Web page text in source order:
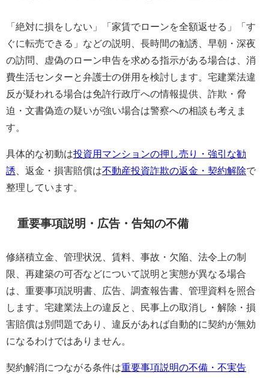
「絶対に損をしない」「家賃でローンを全額返せる」「す
ぐに転売できる」などの説明、長時間の勧誘、早朝・深夜
の訪問、虚偽のローン申告を求める指示がある場合は、消
費生活センターと弁護士の併用を検討します。宅建業法違
反が疑われる場合は免許行政庁への情報提供、詐欺・脅
迫・文書偽造の疑いが強い場合は警察への相談も考えま
す。
具体的な初動は投資用マンションの押し売り・強引な勧
誘 、返金・損害賠償は不動産投資詐欺の返金・契約解除で
整理しています。
重要事項説明・広告・告知の不備
修繕積立金、管理状況、賃料、事故・欠陥、法令上の制
限、再建築の可否などについて説明と実態が異なる場合
は、重要事項説明書、広告、調査報告書、管理資料を照合
します。宅建業法上の違反と、民事上の取消し・解除・損
害賠償は別問題であり、違反があれば自動的に契約が無効
になるわけではありません。
契約解消につながる条件は重要事項説明の不備・不実告